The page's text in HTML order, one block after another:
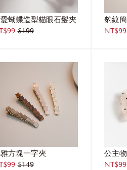
蝴蝶造型貓眼石髮夾
$199
豹紋
NT$99
方塊一字夾
$149 NT$99